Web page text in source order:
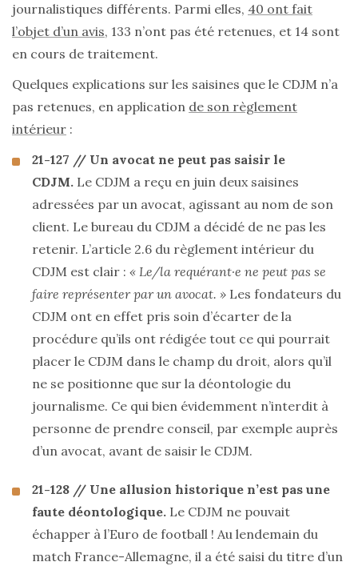
journalistiques différents. Parmi elles, 40 ont fait
l’objet d’un avis, 133 n’ont pas été retenues, et 14 sont
en cours de traitement.
Quelques explications sur les saisines que le CDJM n’a
pas retenues, en application de son règlement
intérieur :
21-127 // Un avocat ne peut pas saisir le
CDJM. Le CDJM a reçu en juin deux saisines
adressées par un avocat, agissant au nom de son
client. Le bureau du CDJM a décidé de ne pas les
retenir. L’article 2.6 du règlement intérieur du
CDJM est clair : « Le/la requérant·e ne peut pas se
faire représenter par un avocat. » Les fondateurs du
CDJM ont en effet pris soin d’écarter de la
procédure qu’ils ont rédigée tout ce qui pourrait
placer le CDJM dans le champ du droit, alors qu’il
ne se positionne que sur la déontologie du
journalisme. Ce qui bien évidemment n’interdit à
personne de prendre conseil, par exemple auprès
d’un avocat, avant de saisir le CDJM.
21-128 // Une allusion historique n’est pas une
faute déontologique. Le CDJM ne pouvait
échapper à l’Euro de football ! Au lendemain du
match France-Allemagne, il a été saisi du titre d’un